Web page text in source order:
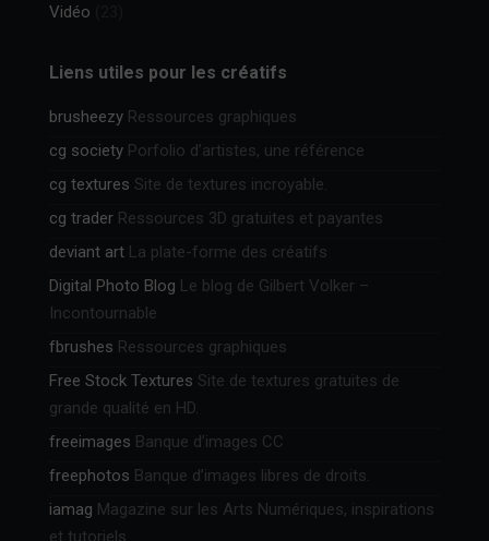
Vidéo
Liens utiles pour les créatifs
brusheezy Ressources graphiques
cg society Porfolio d’artistes, une référence
cg textures Site de textures incroyable.
cg trader Ressources 3D gratuites et payantes
deviant art La plate-forme des créatifs
Digital Photo Blog Le blog de Gilbert Volker –
Incontournable
fbrushes Ressources graphiques
Free Stock Textures Site de textures gratuites de
grande qualité en HD.
freeimages Banque d’images CC
freephotos Banque d’images libres de droits.
iamag Magazine sur les Arts Numériques, inspirations
et tutoriels